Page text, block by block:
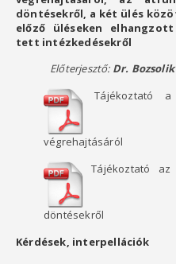
döntésekről, a két ülés
előző üléseken
tett intézkedésekről
Előterjesztő: Dr.
Tájékoztató
végrehajtásáról
Tájékoztató
döntésekről
Kérdések, interpellációk